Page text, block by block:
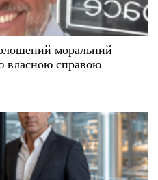
моральний
власною справою